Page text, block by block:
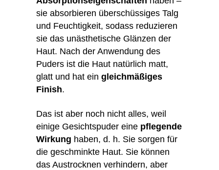
sie absorbieren überschüssiges Talg
und Feuchtigkeit, sodass reduzieren
sie das unästhetische Glänzen der
Haut. Nach der Anwendung des
Puders ist die Haut natürlich matt,
glatt und hat ein gleichmäßiges
Finish.
Das ist aber noch nicht alles, weil
einige Gesichtspuder eine pflegende
Wirkung haben, d. h. Sie sorgen für
die geschminkte Haut. Sie können
das Austrocknen verhindern, aber